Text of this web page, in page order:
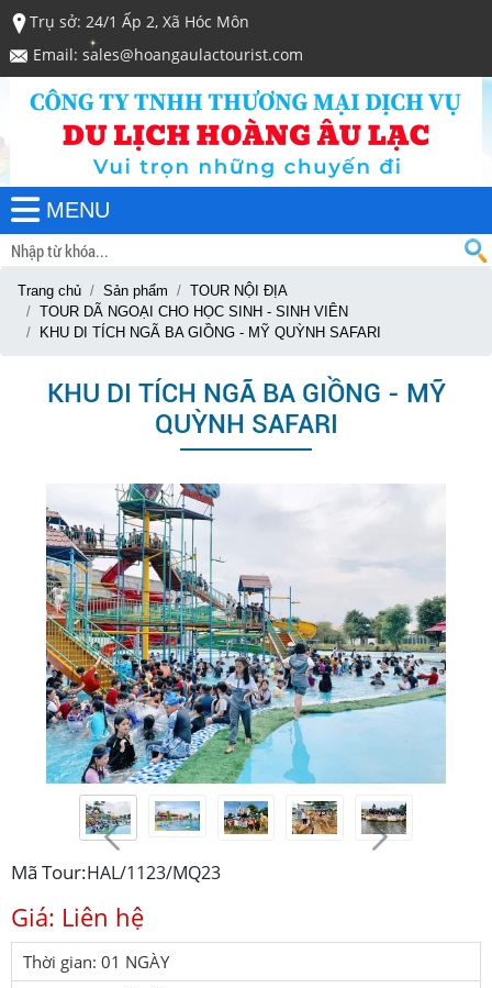
Trụ sở: 24/1 Ấp 2, Xã Hóc Môn
Email: sales@hoangaulactourist.com
MENU
Trang chủ Sản phẩm
TOUR NỘI ĐỊA
TOUR DÃ NGOẠI CHO HỌC SINH - SINH VIÊN
KHU DI TÍCH NGÃ BA GIỒNG - MỸ QUỲNH SAFARI
KHU DI TÍCH NGÃ BA GIỒNG - MỸ
QUỲNH SAFARI
Mã Tour:HAL/1123/MQ23
Giá: Liên hệ
Thời gian: 01 NGÀY